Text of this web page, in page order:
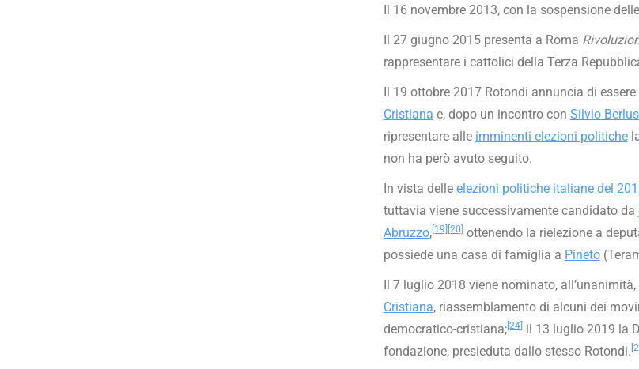
Il 16 novembre 2013, con la sospensione
Il 27 giugno 2015 presenta a Roma
rappresentare i cattolici della Terza
Il 19 ottobre 2017 Rotondi annuncia di
Cristiana e, dopo un incontro con Silvio
ripresentare alle imminenti elezioni politiche
non ha però avuto seguito.
In vista delle elezioni politiche italiane del
tuttavia viene successivamente candidato da
Abruzzo, [19] [20] ottenendo la rielezione a
possiede una casa di famiglia a Pineto
Il 7 luglio 2018 viene nominato,
Cristiana, riassemblamento di alcuni dei
democratico-cristiana;[24]il 13 luglio 2019 la
fondazione, presieduta dallo stesso Rotondi.